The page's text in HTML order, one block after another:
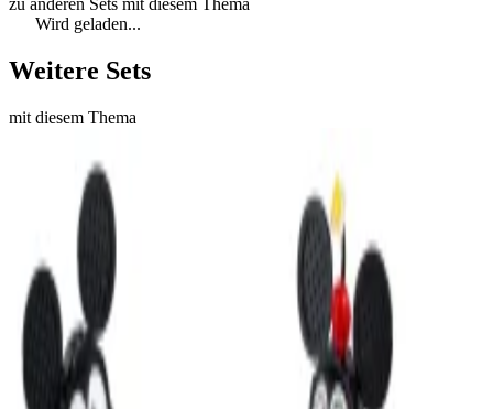
zu anderen Sets mit diesem Thema
Wird geladen...
Weitere Sets
mit diesem Thema